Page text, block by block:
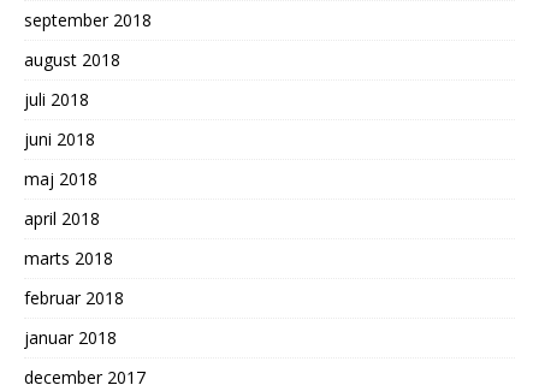
september 2018
august 2018
juli 2018
juni 2018
maj 2018
april 2018
marts 2018
februar 2018
januar 2018
december 2017